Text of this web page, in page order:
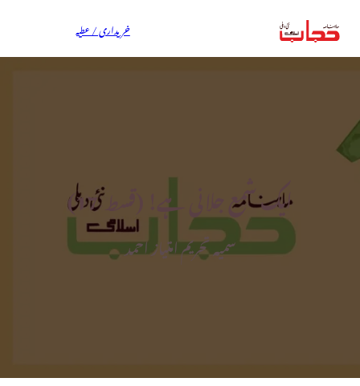
خریداری / عطیہ
ایک شمع جلانی ہے! (قسط ــ 17)
سمیہ تحریم امتیاز احمد